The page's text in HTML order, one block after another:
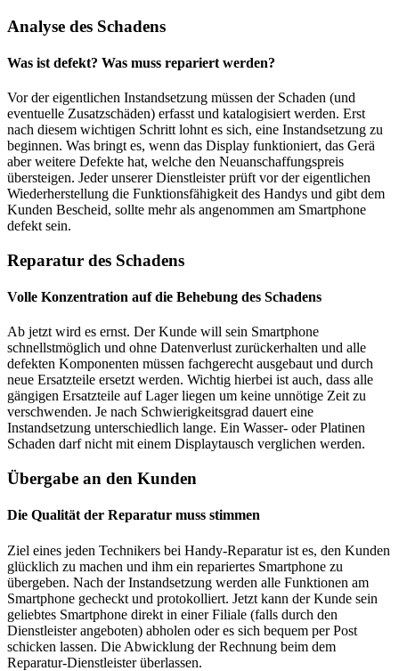
Analyse des Schadens
Was ist defekt? Was muss repariert werden?
Vor der eigentlichen Instandsetzung müssen der Schaden (und
eventuelle Zusatzschäden) erfasst und katalogisiert werden. Erst
nach diesem wichtigen Schritt lohnt es sich, eine Instandsetzung zu
beginnen. Was bringt es, wenn das Display funktioniert, das Gerä
aber weitere Defekte hat, welche den Neuanschaffungspreis
übersteigen. Jeder unserer Dienstleister prüft vor der eigentlichen
Wiederherstellung die Funktionsfähigkeit des Handys und gibt dem
Kunden Bescheid, sollte mehr als angenommen am Smartphone
defekt sein.
Reparatur des Schadens
Volle Konzentration auf die Behebung des Schadens
Ab jetzt wird es ernst. Der Kunde will sein Smartphone
schnellstmöglich und ohne Datenverlust zurückerhalten und alle
defekten Komponenten müssen fachgerecht ausgebaut und durch
neue Ersatzteile ersetzt werden. Wichtig hierbei ist auch, dass alle
gängigen Ersatzteile auf Lager liegen um keine unnötige Zeit zu
verschwenden. Je nach Schwierigkeitsgrad dauert eine
Instandsetzung unterschiedlich lange. Ein Wasser- oder Platinen
Schaden darf nicht mit einem Displaytausch verglichen werden.
Übergabe an den Kunden
Die Qualität der Reparatur muss stimmen
Ziel eines jeden Technikers bei Handy-Reparatur ist es, den Kunden
glücklich zu machen und ihm ein repariertes Smartphone zu
übergeben. Nach der Instandsetzung werden alle Funktionen am
Smartphone gecheckt und protokolliert. Jetzt kann der Kunde sein
geliebtes Smartphone direkt in einer Filiale (falls durch den
Dienstleister angeboten) abholen oder es sich bequem per Post
schicken lassen. Die Abwicklung der Rechnung beim dem
Reparatur-Dienstleister überlassen.